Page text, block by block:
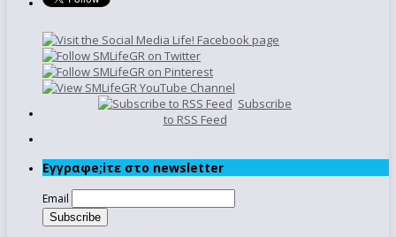
Subscribe
to RSS Feed
Εγγραφe;iτε στο newsletter
Email